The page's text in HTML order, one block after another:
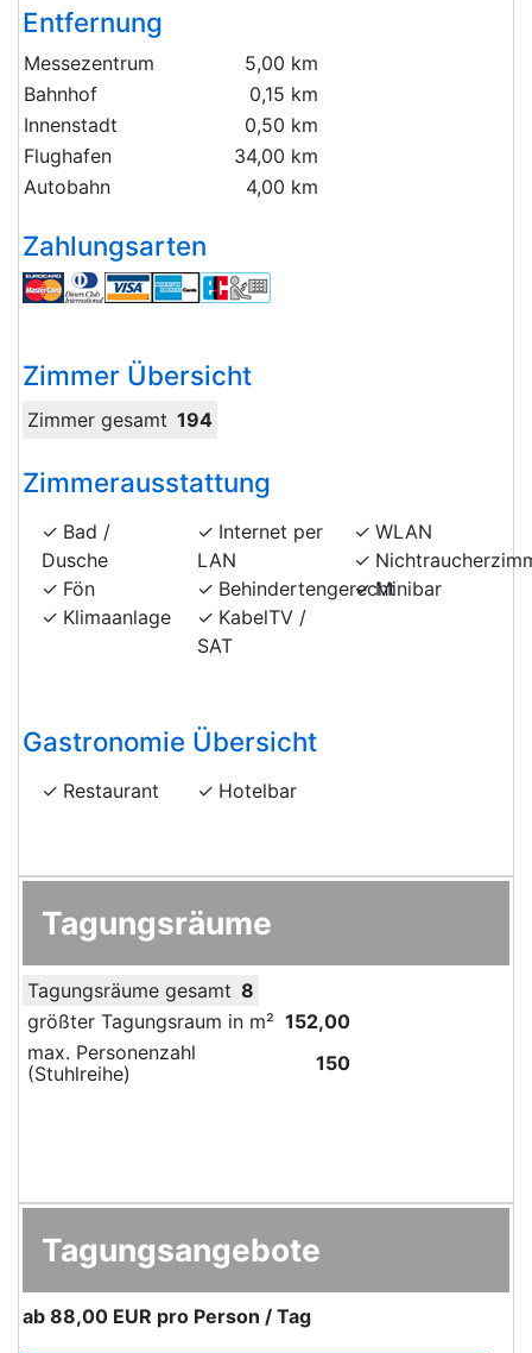
Entfernung
Messezentrum
5,00 km
Bahnhof
0,15 km
Innenstadt
0,50 km
Flughafen
34,00 km
Autobahn
4,00 km
Zahlungsarten
Zimmer Übersicht
Zimmer gesamt 194
Zimmerausstattung
Bad /
Dusche
Fön
Klimaanlage
Internet per
LAN
Behindertengerecht
KabelTV /
SAT
WLAN
Minibar
Gastronomie Übersicht
Restaurant Hotelbar
Tagungsräume
Tagungsräume gesamt 8
größter Tagungsraum in m² 152,00
max. Personenzahl
(Stuhlreihe)
150
Tagungsangebote
ab 88,00 EUR pro Person / Tag